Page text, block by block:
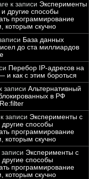
к записи Эксперименты
и другие способы
программирование
которым скучно
База данных
до ста миллиардов
Перебор IP-адресов на
и как с этим бороться
к записи Альтернативный
в РФ
к записи Эксперименты с
другие способы
программирование
которым скучно
записи Эксперименты с
другие способы
программирование
которым скучно